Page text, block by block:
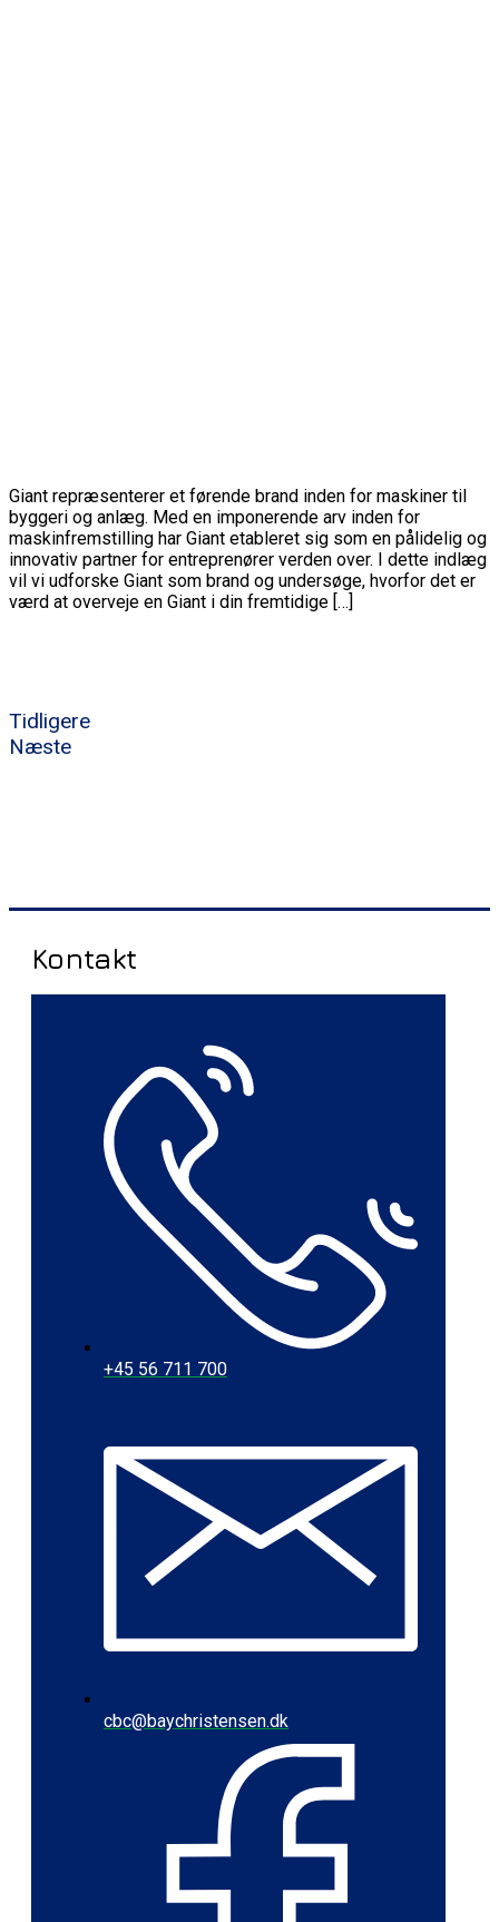
Giant repræsenterer et førende brand inden for maskiner til
byggeri og anlæg. Med en imponerende arv inden for
maskinfremstilling har Giant etableret sig som en pålidelig og
innovativ partner for entreprenører verden over. I dette indlæg
vil vi udforske Giant som brand og undersøge, hvorfor det er
værd at overveje en Giant i din fremtidige […]
Tidligere
Næste
Kontakt
+45 56 711 700
cbc@baychristensen.dk